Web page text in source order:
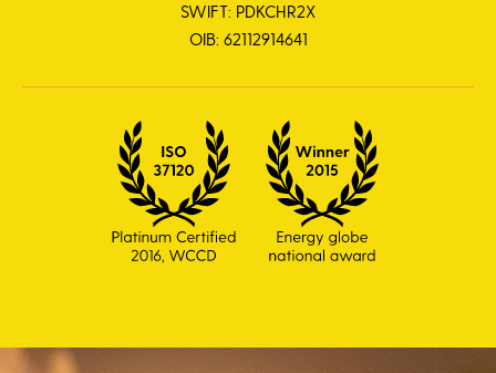
SWIFT: PDKCHR2X
OIB: 62112914641